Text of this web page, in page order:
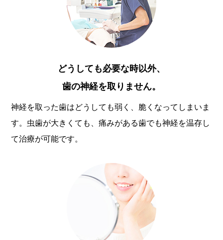
どうしても必要な時以外、
歯の神経を取りません。
神経を取った歯はどうしても弱く、脆くなってしまいま
す。虫歯が大きくても、痛みがある歯でも神経を温存し
て治療が可能です。